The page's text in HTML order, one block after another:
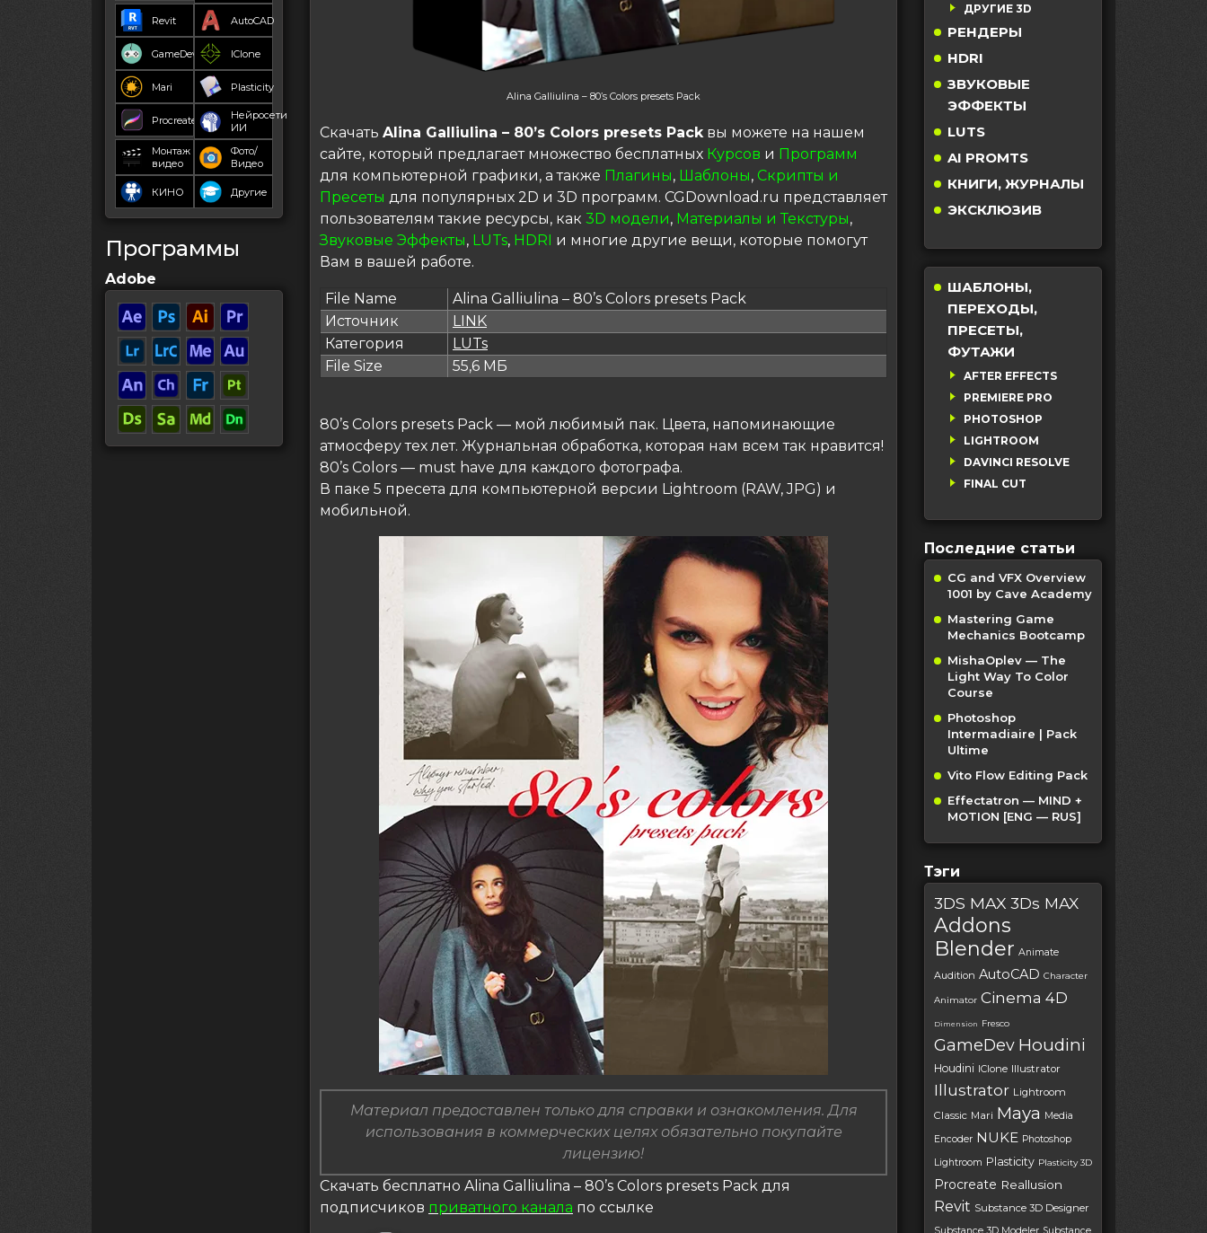
Revit AutoCAD
GameDev IClone
Mari Plasticity
Procreate
Нейросети
ИИ
Монтаж
видео
Фото/
Видео
КИНО Другие
Программы
Adobe
Alina Galliulina – 80’s Colors presets Pack
Скачать Alina Galliulina – 80’s Colors presets Packвы можете на нашем
сайте, который предлагает множество бесплатных Курсов и Программ
для компьютерной графики, а также Плагины, Шаблоны, Скрипты и
Пресеты для популярных 2D и 3D программ. CGDownload.ru представляет
пользователям такие ресурсы, как 3D модели, Материалы и Текстуры,
Звуковые Эффекты, LUTs, HDRI и многие другие вещи, которые помогут
Вам в вашей работе.
File Name
Alina Galliulina – 80’s Colors presets Pack
Источник
LINK
Категория
LUTs
File Size
55,6 МБ
80’s Colors presets Pack — мой любимый пак. Цвета, напоминающие
атмосферу тех лет. Журнальная обработка, которая нам всем так нравится!
80’s Colors — must have для каждого фотографа.
В паке 5 пресета для компьютерной версии Lightroom (RAW, JPG) и
мобильной.
Материал предоставлен только для справки и ознакомления. Для
использования в коммерческих целях обязательно покупайте
лицензию!
Скачать бесплатно Alina Galliulina – 80’s Colors presets Pack для
подписчиков приватного канала по ссылке
ДРУГИЕ 3D
РЕНДЕРЫ
HDRI
ЗВУКОВЫЕ
ЭФФЕКТЫ
LUTS
AI PROMTS
КНИГИ, ЖУРНАЛЫ
ЭКСКЛЮЗИВ
ШАБЛОНЫ,
ПЕРЕХОДЫ,
ПРЕСЕТЫ,
ФУТАЖИ
AFTER EFFECTS
PREMIERE PRO
PHOTOSHOP
LIGHTROOM
DAVINCI RESOLVE
FINAL CUT
Последние статьи
CG and VFX Overview
1001 by Cave Academy
Mastering Game
Mechanics Bootcamp
MishaOplev — The
Light Way To Color
Course
Photoshop
Intermadiaire | Pack
Ultime
Vito Flow Editing Pack
Effectatron — MIND +
MOTION [ENG — RUS]
Тэги
3DS MAX 3Ds MAX
Addons
Blender Animate
Audition AutoCAD Character
Animator Cinema 4D
Dimension Fresco
GameDev Houdini
Houdini IClone Illustrator
Illustrator Lightroom
Classic Mari Maya
Media
Encoder NUKE Photoshop
Lightroom Plasticity Plasticity 3D
Procreate Reallusion
Revit Substance 3D Designer